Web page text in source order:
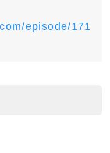
episode/171